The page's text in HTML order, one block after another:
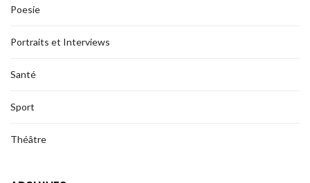
Poesie
Portraits et Interviews
Santé
Sport
Théâtre